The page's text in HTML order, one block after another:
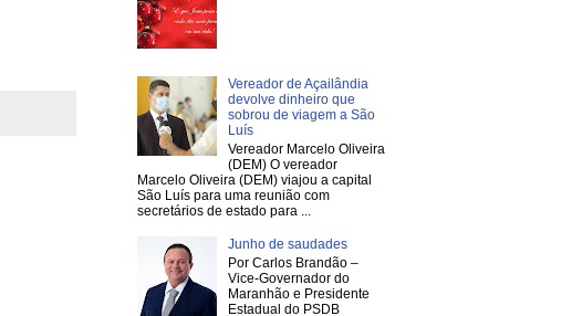
Vereador de Açailândia
devolve dinheiro que
sobrou de viagem a São
Luís
Vereador Marcelo Oliveira
(DEM) O vereador
Marcelo Oliveira (DEM) viajou a capital
São Luís para uma reunião com
secretários de estado para ...
Junho de saudades
Por Carlos Brandão –
Vice-Governador do
Maranhão e Presidente
Estadual do PSDB